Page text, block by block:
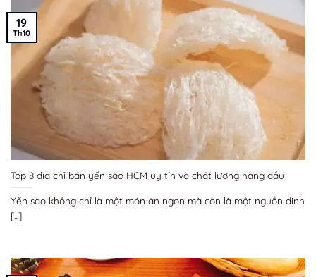
Top 8 địa chỉ bán yến sào HCM uy tín và chất lượng hàng đầu
Yến sào không chỉ là một món ăn ngon mà còn là một nguồn dinh
[...]
19
Th10